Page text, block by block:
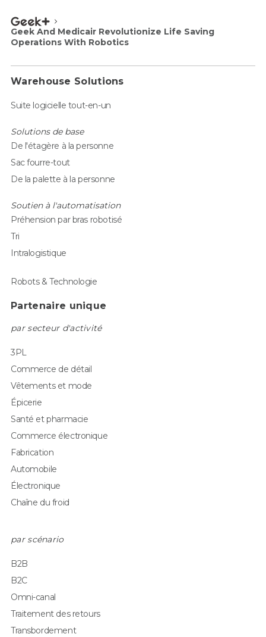
Geek And Medicair Revolutionize Life Saving
Operations With Robotics
Warehouse Solutions
Suite logicielle tout-en-un
Solutions de base
De l'étagère à la personne
Sac fourre-tout
De la palette à la personne
Soutien à l'automatisation
Préhension par bras robotisé
Tri
Intralogistique
Robots & Technologie
Partenaire unique
par secteur d'activité
3PL
Commerce de détail
Vêtements et mode
Épicerie
Santé et pharmacie
Commerce électronique
Fabrication
Automobile
Électronique
Chaîne du froid
par scénario
B2B
B2C
Omni-canal
Traitement des retours
Transbordement